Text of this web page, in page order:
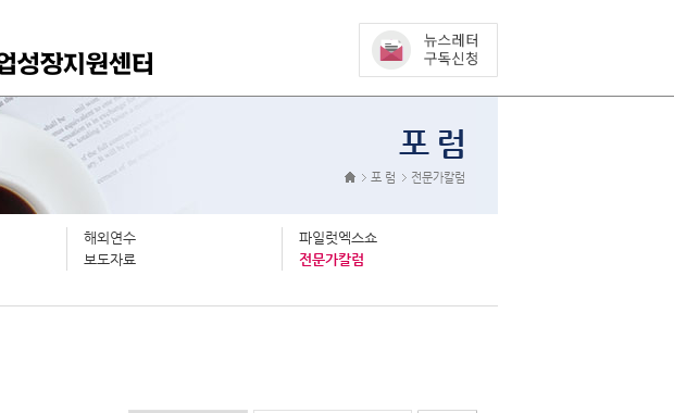
포 럼
포 럼 전문가칼럼
해외연수
파일럿엑스쇼
보도자료
전문가칼럼